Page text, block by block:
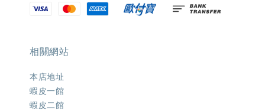
相關網站
本店地址
蝦皮一館
蝦皮二館